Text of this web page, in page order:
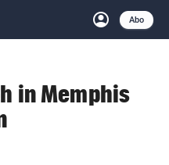
account_circle
Anmelden
Abo
close Schließen
in Memphis